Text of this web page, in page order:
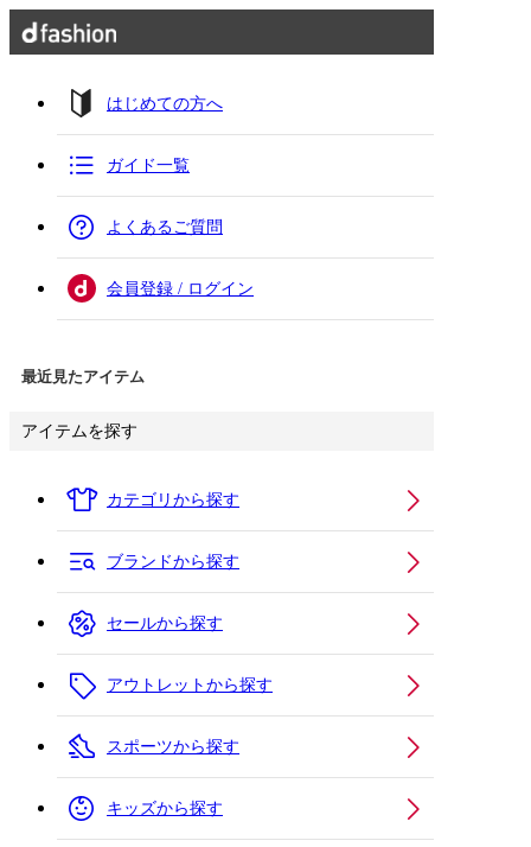
はじめての方へ
ガイド一覧
よくあるご質問
会員登録 / ログイン
最近見たアイテム
アイテムを探す
カテゴリから探す
ブランドから探す
セールから探す
アウトレットから探す
スポーツから探す
キッズから探す